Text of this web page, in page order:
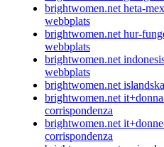
brightwomen.net heta-
webbplats
brightwomen.net hur-
webbplats
brightwomen.net
webbplats
brightwomen.net
brightwomen.net
corrispondenza
brightwomen.net
corrispondenza